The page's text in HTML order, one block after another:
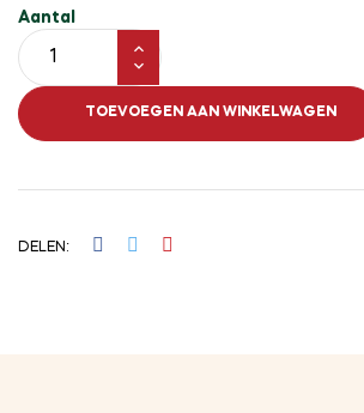
Aantal
TOEVOEGEN AAN WINKELWAGEN
DELEN